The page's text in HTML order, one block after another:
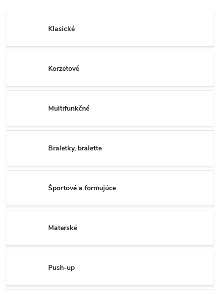
Klasické
Korzetové
Multifunkčné
Braletky, bralette
Športové a formujúce
Materské
Push-up